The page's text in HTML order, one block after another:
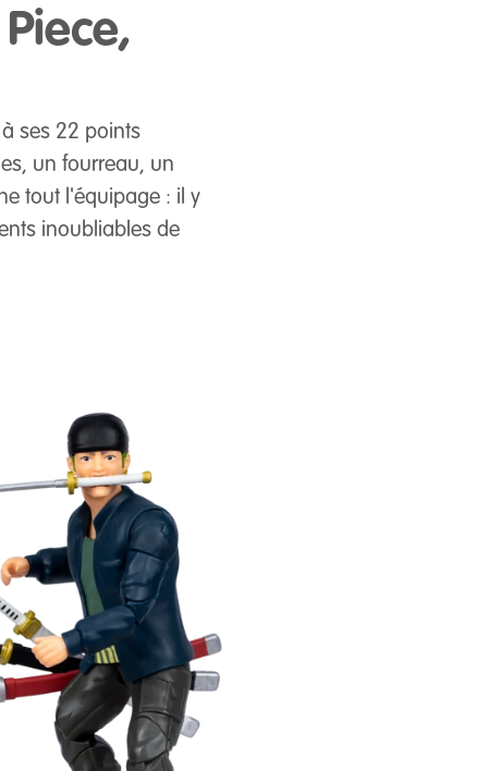
ses 22 points
un fourreau, un
tout l'équipage : il y
inoubliables de